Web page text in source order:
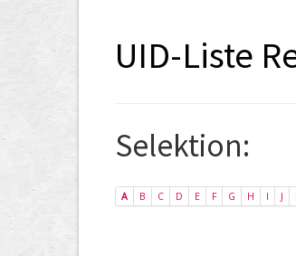
UID-Liste
Selektion:
A B C D E F G H I J